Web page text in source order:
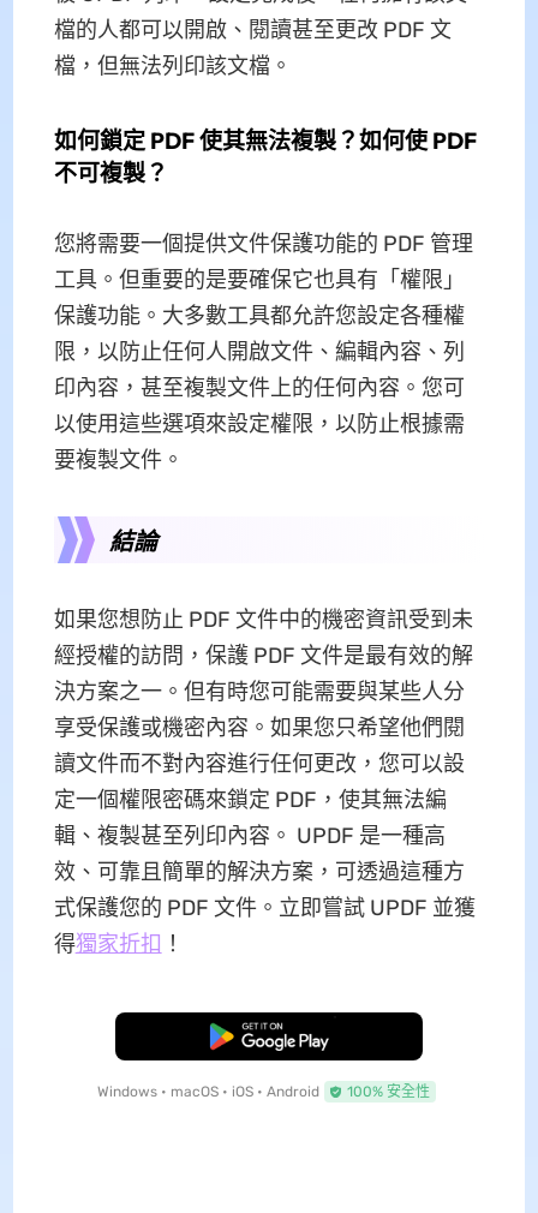
檔的人都可以開啟、閱讀甚至更改 PDF 文
檔，但無法列印該文檔。
如何鎖定 PDF 使其無法複製？如何使 PDF
不可複製？
您將需要一個提供文件保護功能的 PDF 管理
工具。但重要的是要確保它也具有「權限」
保護功能。大多數工具都允許您設定各種權
限，以防止任何人開啟文件、編輯內容、列
印內容，甚至複製文件上的任何內容。您可
以使用這些選項來設定權限，以防止根據需
要複製文件。
結論
如果您想防止 PDF 文件中的機密資訊受到未
經授權的訪問，保護 PDF 文件是最有效的解
決方案之一。但有時您可能需要與某些人分
享受保護或機密內容。如果您只希望他們閱
讀文件而不對內容進行任何更改，您可以設
定一個權限密碼來鎖定 PDF，使其無法編
輯、複製甚至列印內容。 UPDF 是一種高
效、可靠且簡單的解決方案，可透過這種方
式保護您的 PDF 文件。立即嘗試 UPDF 並獲
得獨家折扣 ！
免費下載
Windows • macOS • iOS • Android 100% 安全性